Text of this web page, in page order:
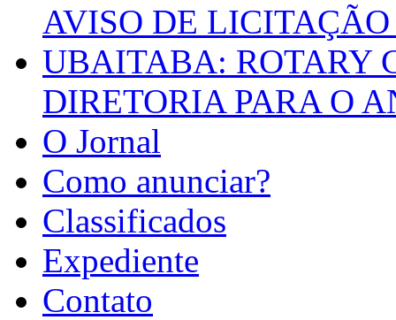
AVISO DE LICITAÇÃO
UBAITABA: ROTARY
DIRETORIA PARA O
O Jornal
Como anunciar?
Classificados
Expediente
Contato